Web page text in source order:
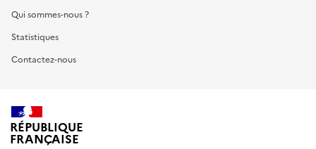
Qui sommes-nous ?
Statistiques
Contactez-nous
RÉPUBLIQUE
FRANÇAISE